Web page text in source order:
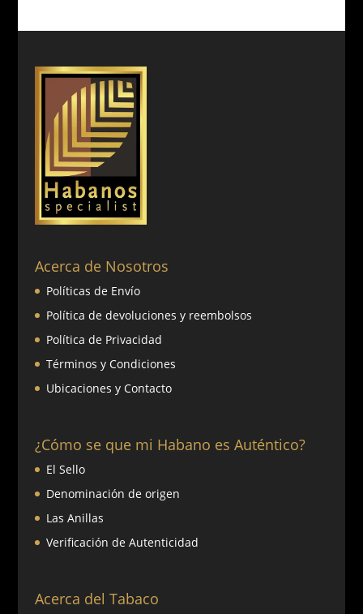
Acerca de Nosotros
Políticas de Envío
Política de devoluciones y reembolsos
Política de Privacidad
Términos y Condiciones
Ubicaciones y Contacto
¿Cómo se que mi Habano es Auténtico?
El Sello
Denominación de origen
Las Anillas
Verificación de Autenticidad
Acerca del Tabaco